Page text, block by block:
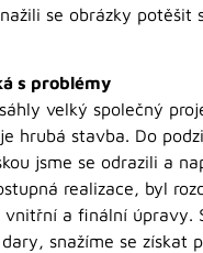
se obrázky
s problémy
velký společný
hrubá stavba. Do
jsme se odrazili a
realizace, byl
a finální úpravy.
snažíme se získat